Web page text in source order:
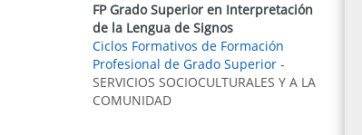
FP Grado Superior en Interpretación
de la Lengua de Signos
Ciclos Formativos de Formación
Profesional de Grado Superior -
SERVICIOS SOCIOCULTURALES Y A LA
COMUNIDAD